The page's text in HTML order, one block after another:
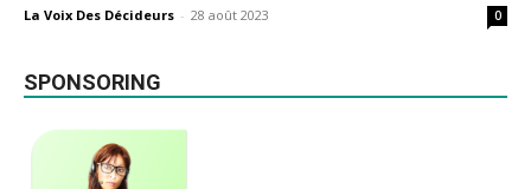
La Voix Des Décideurs - 28 août 2023 0
SPONSORING